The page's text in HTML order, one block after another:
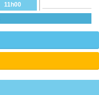
11h00
12h00
15h15